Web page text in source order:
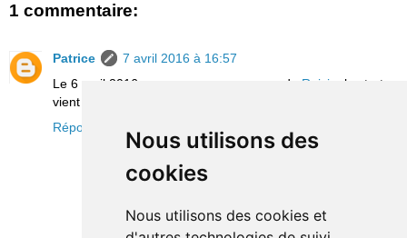
Nous utilisons des
cookies
Nous utilisons des cookies et
1 commentaire:
Patrice
7 avril 2016 à 16:57
Le 6 avril 2016, sous son nouveau nom de Raisin
, la startup
vient de
Répondre